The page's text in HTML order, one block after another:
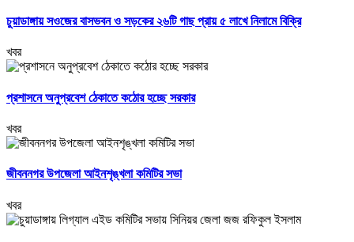
চুয়াডাঙ্গায় সওজের বাসভবন ও সড়কের ২৬টি গাছ প্রায় ৫ লাখে নিলামে বিক্রি
খবর
প্রশাসনে অনুপ্রবেশ ঠেকাতে কঠোর হচ্ছে সরকার
খবর
জীবননগর উপজেলা আইনশৃঙ্খলা কমিটির সভা
খবর